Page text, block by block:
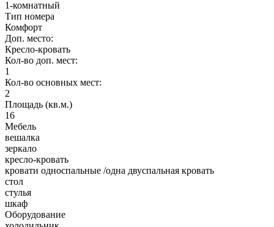
1-комнатный
Тип номера
Комфорт
Доп. место:
Кресло-кровать
Кол-во доп. мест:
1
Кол-во основных мест:
2
Площадь (кв.м.)
16
Мебель
вешалка
зеркало
кресло-кровать
кровати односпальные /одна двуспальная кровать
стол
стулья
шкаф
Оборудование